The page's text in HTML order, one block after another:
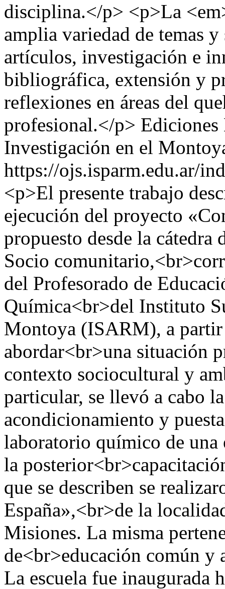
disciplina.</p> <p>La
amplia variedad de temas
artículos, investigación e
bibliográfica, extensión y
reflexiones en áreas del
profesional.</p>
Investigación en el
https://ojs.isparm.edu.ar/
<p>El presente trabajo
ejecución del proyecto
propuesto desde la
Socio
del Profesorado de
Química<br>del Instituto
Montoya (ISARM), a
abordar<br>una situación
contexto sociocultural y
particular, se llevó a cabo
acondicionamiento y
laboratorio químico de una
la
que se describen se
España»,<br>de la
Misiones. La misma
de<br>educación común y
La escuela fue inaugurada